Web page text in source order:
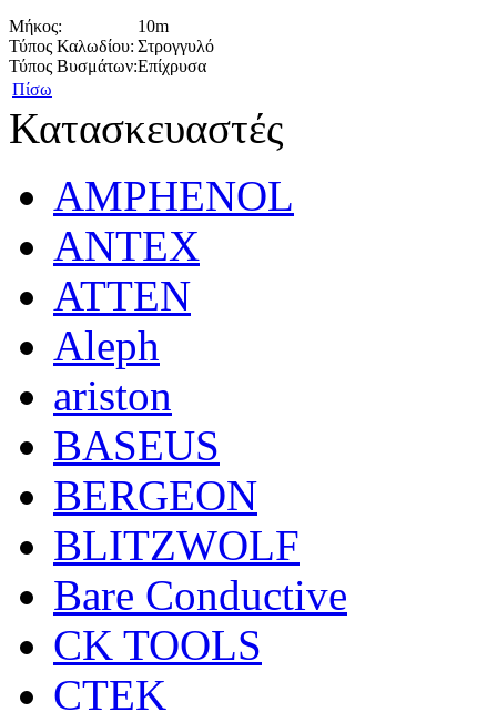
Μήκος:
10m
Τύπος Καλωδίου: Στρογγυλό
Τύπος Βυσμάτων:Επίχρυσα
Πίσω
Κατασκευαστές
AMPHENOL
ANTEX
ATTEN
Aleph
ariston
BASEUS
BERGEON
BLITZWOLF
Bare Conductive
CK TOOLS
CTEK